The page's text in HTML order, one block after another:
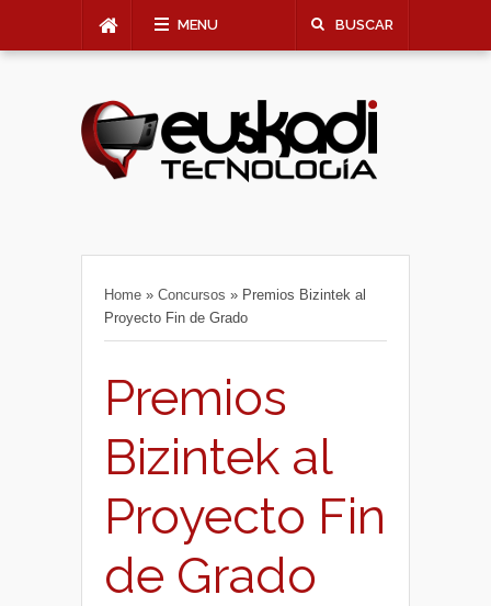
MENU BUSCAR
Home » Concursos » Premios Bizintek al
Proyecto Fin de Grado
Premios
Bizintek al
Proyecto Fin
de Grado